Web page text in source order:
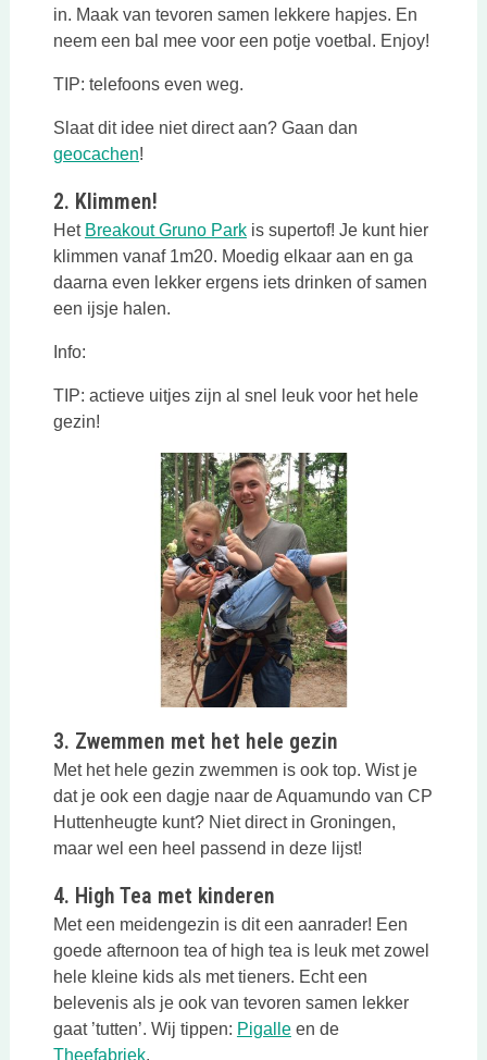
in. Maak van tevoren samen lekkere hapjes. En
neem een bal mee voor een potje voetbal. Enjoy!
TIP: telefoons even weg.
Slaat dit idee niet direct aan? Gaan dan
geocachen!
2. Klimmen!
Het Breakout Gruno Parkis supertof! Je kunt hier
klimmen vanaf 1m20. Moedig elkaar aan en ga
daarna even lekker ergens iets drinken of samen
een ijsje halen.
Info:
TIP: actieve uitjes zijn al snel leuk voor het hele
gezin!
3. Zwemmen met het hele gezin
Met het hele gezin zwemmen is ook top. Wist je
dat je ook een dagje naar de Aquamundo van CP
Huttenheugte kunt? Niet direct in Groningen,
maar wel een heel passend in deze lijst!
4. High Tea met kinderen
Met een meidengezin is dit een aanrader! Een
goede afternoon tea of high tea is leuk met zowel
hele kleine kids als met tieners. Echt een
belevenis als je ook van tevoren samen lekker
gaat ’tutten’. Wij tippen: PigalleDeze link opent in een
en de
TheefabriekDeze link opent in een nieuwe tab
.